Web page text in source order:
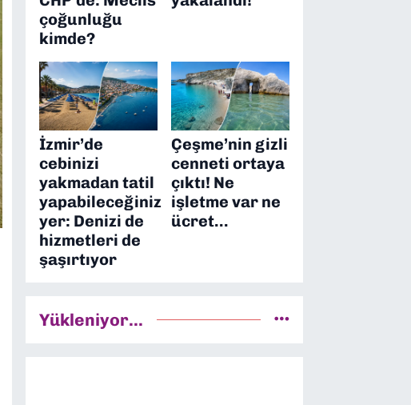
çoğunluğu
kimde?
İzmir’de
cebinizi
yakmadan tatil
yapabileceğiniz
yer: Denizi de
hizmetleri de
şaşırtıyor
Çeşme’nin gizli
cenneti ortaya
çıktı! Ne
işletme var ne
ücret…
Yükleniyor...